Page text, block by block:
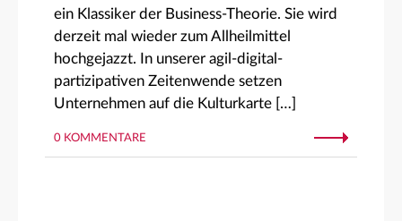
ein Klassiker der Business-Theorie. Sie wird
derzeit mal wieder zum Allheilmittel
hochgejazzt. In unserer agil-digital-
partizipativen Zeitenwende setzen
Unternehmen auf die Kulturkarte […]
0 KOMMENTARE